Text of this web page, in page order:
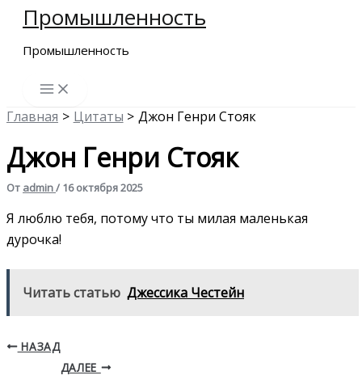
Перейти
содержимому
Промышленность
Промышленность
Главная Цитаты Джон Генри Стояк
Джон Генри Стояк
От admin/ 16 октября 2025
Я люблю тебя, потому что ты милая маленькая
дурочка!
Читать статью Джессика Честейн
НАЗАД
ДАЛЕЕ